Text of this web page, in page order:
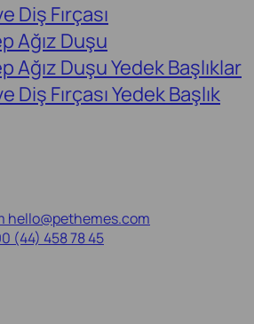
Diş Fırçası
Ağız Duşu
Ağız Duşu Yedek Başlıklar
Diş Fırçası Yedek Başlık
hello@pethemes.com
(44) 458 78 45